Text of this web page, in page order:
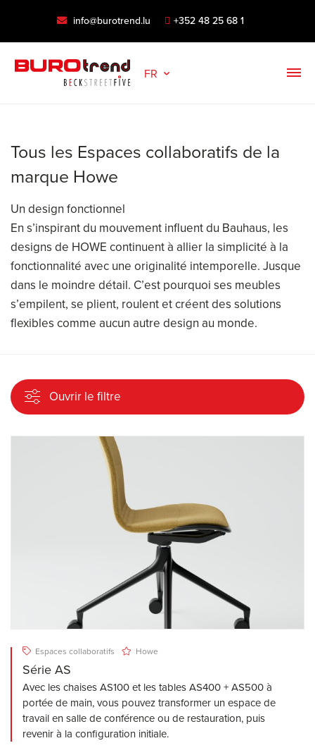
info@burotrend.lu +352 48 25 68 1
FR
Tous les Espaces collaboratifs de la
marque Howe
Un design fonctionnel
En s’inspirant du mouvement influent du Bauhaus, les
designs de HOWE continuent à allier la simplicité à la
fonctionnalité avec une originalité intemporelle. Jusque
dans le moindre détail. C’est pourquoi ses meubles
s’empilent, se plient, roulent et créent des solutions
flexibles comme aucun autre design au monde.
Ouvrir le filtre
Espaces collaboratifs Howe
Série AS
Avec les chaises AS100 et les tables AS400 + AS500 à
portée de main, vous pouvez transformer un espace de
travail en salle de conférence ou de restauration, puis
revenir à la configuration initiale.